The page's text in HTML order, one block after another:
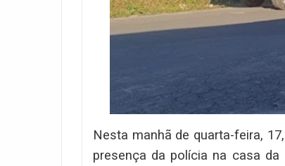
Nesta manhã de quarta-feira,
presença da polícia na casa